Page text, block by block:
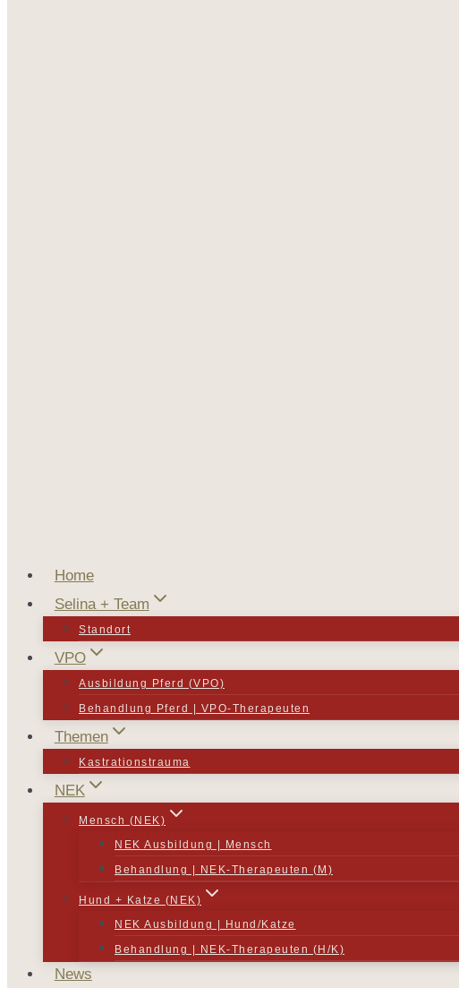
Home
Selina + Team
Standort
VPO
Ausbildung Pferd (VPO)
Behandlung Pferd | VPO-Therapeuten
Themen
Kastrationstrauma
NEK
Mensch (NEK)
NEK Ausbildung | Mensch
Behandlung | NEK-Therapeuten (M)
Hund + Katze (NEK)
NEK Ausbildung | Hund/Katze
Behandlung | NEK-Therapeuten (H/K)
News